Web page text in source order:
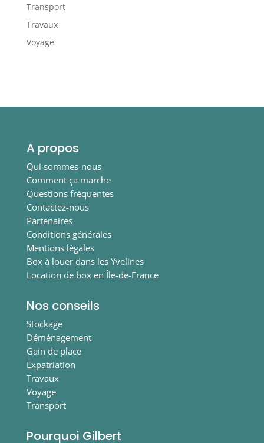
Transport
Travaux
Voyage
A propos
Qui sommes-nous
Comment ça marche
Questions fréquentes
Contactez-nous
Partenaires
Conditions générales
Mentions légales
Box à louer dans les Yvelines
Location de box en Île-de-France
Nos conseils
Stockage
Déménagement
Gain de place
Expatriation
Travaux
Voyage
Transport
Pourquoi Gilbert